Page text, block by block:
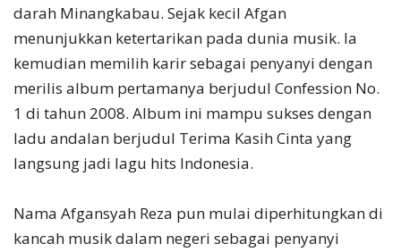
darah Minangkabau. Sejak kecil Afgan
menunjukkan ketertarikan pada dunia musik. Ia
kemudian memilih karir sebagai penyanyi dengan
merilis album pertamanya berjudul Confession No.
1 di tahun 2008. Album ini mampu sukses dengan
ladu andalan berjudul Terima Kasih Cinta yang
langsung jadi lagu hits Indonesia.
Nama Afgansyah Reza pun mulai diperhitungkan di
kancah musik dalam negeri sebagai penyanyi